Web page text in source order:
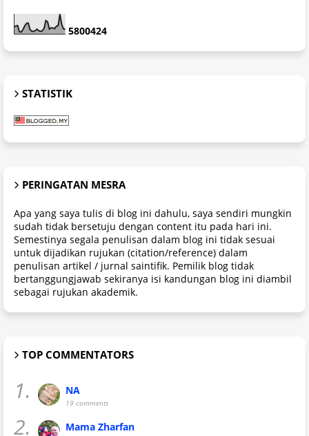
5800424
STATISTIK
PERINGATAN MESRA
Apa yang saya tulis di blog ini dahulu, saya sendiri mungkin
sudah tidak bersetuju dengan content itu pada hari ini.
Semestinya segala penulisan dalam blog ini tidak sesuai
untuk dijadikan rujukan (citation/reference) dalam
penulisan artikel / jurnal saintifik. Pemilik blog tidak
bertanggungjawab sekiranya isi kandungan blog ini diambil
sebagai rujukan akademik.
TOP COMMENTATORS
1. NA
19 comments
2. Mama Zharfan